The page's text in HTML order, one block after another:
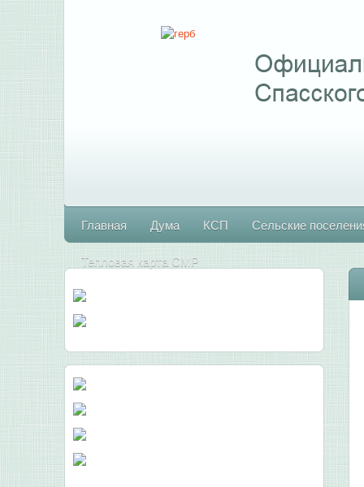
Главная Дума КСП Сельские
Тепловая карта СМР